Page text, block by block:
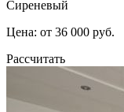
Сиреневый
Цена: от 36 000 руб.
Рассчитать